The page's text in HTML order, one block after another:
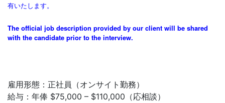
有いたします。
The official job description provided by our client will be shared
with the candidate prior to the interview.
雇用形態：正社員（オンサイト勤務）
給与：年俸 $75,000 – $110,000（応相談）